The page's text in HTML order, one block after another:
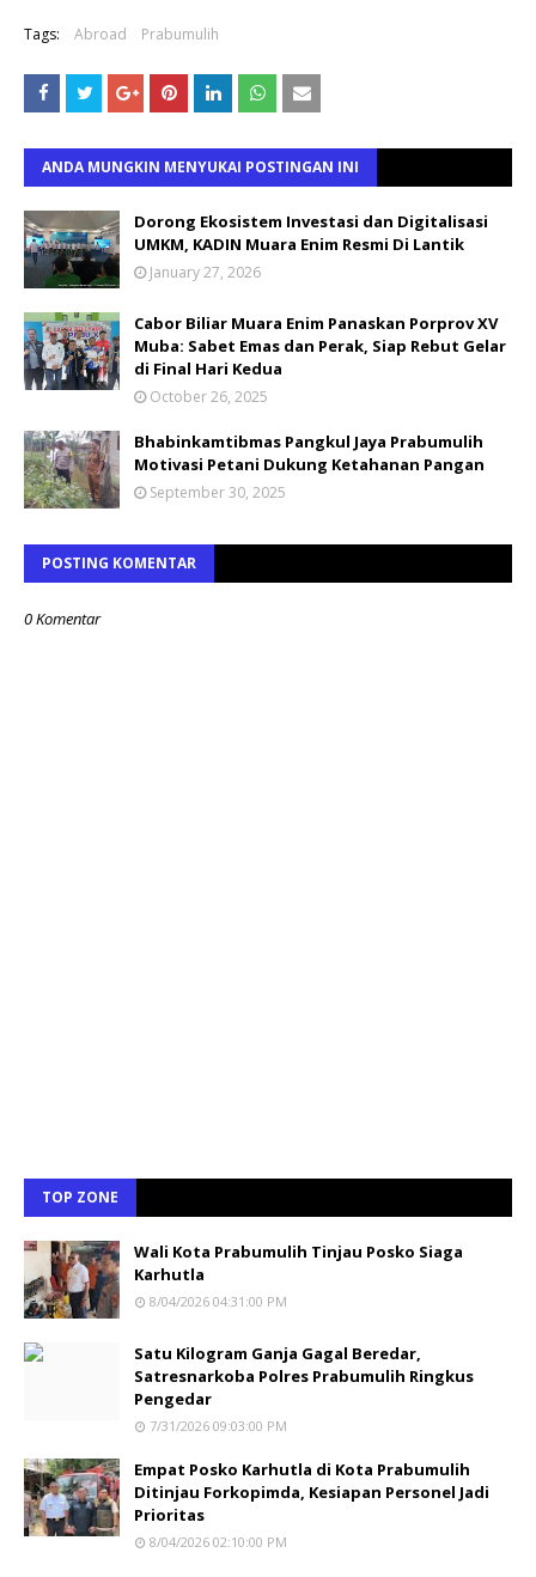
Tags: Abroad Prabumulih
ANDA MUNGKIN MENYUKAI POSTINGAN INI
Dorong Ekosistem Investasi dan Digitalisasi
UMKM, KADIN Muara Enim Resmi Di Lantik
January 27, 2026
Cabor Biliar Muara Enim Panaskan Porprov XV
Muba: Sabet Emas dan Perak, Siap Rebut Gelar
di Final Hari Kedua
October 26, 2025
Bhabinkamtibmas Pangkul Jaya Prabumulih
Motivasi Petani Dukung Ketahanan Pangan
September 30, 2025
POSTING KOMENTAR
0 Komentar
TOP ZONE
Wali Kota Prabumulih Tinjau Posko Siaga
Karhutla
8/04/2026 04:31:00 PM
Satu Kilogram Ganja Gagal Beredar,
Satresnarkoba Polres Prabumulih Ringkus
Pengedar
7/31/2026 09:03:00 PM
Empat Posko Karhutla di Kota Prabumulih
Ditinjau Forkopimda, Kesiapan Personel Jadi
Prioritas
8/04/2026 02:10:00 PM